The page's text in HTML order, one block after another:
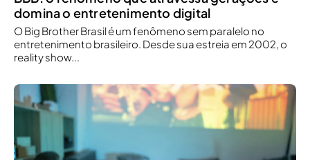
domina o entretenimento digital
O Big Brother Brasil é um fenômeno sem paralelo no
entretenimento brasileiro. Desde sua estreia em 2002, o
reality show...